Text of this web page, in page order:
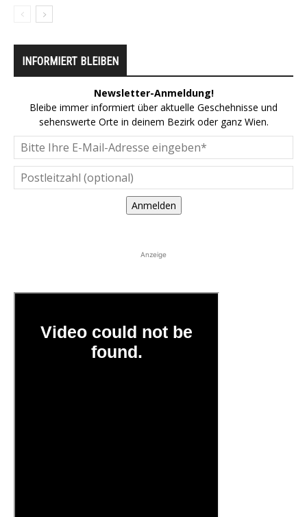
INFORMIERT BLEIBEN
Newsletter-Anmeldung!
Bleibe immer informiert über aktuelle Geschehnisse und
sehenswerte Orte in deinem Bezirk oder ganz Wien.
Anmelden
Anzeige